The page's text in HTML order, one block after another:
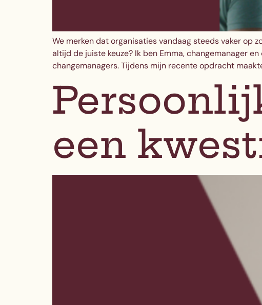
We merken dat organisaties vandaag steeds vaker op
altijd de juiste keuze? Ik ben Emma, changemanager
changemanagers. Tijdens mijn recente opdracht
een